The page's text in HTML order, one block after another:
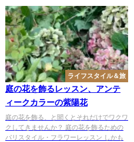
ライフスタイル＆旅
庭の花を飾るレッスン、アンテ
ィークカラーの紫陽花
庭の花を飾る、と聞くとそれだけでワクワ
クしてきませんか？ 庭の花を飾るための
パリスタイル・フラワーレッスン しかも